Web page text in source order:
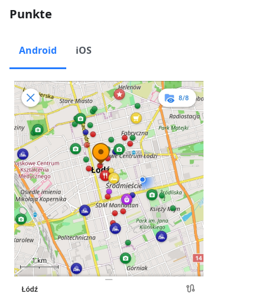
Punkte
Android iOS